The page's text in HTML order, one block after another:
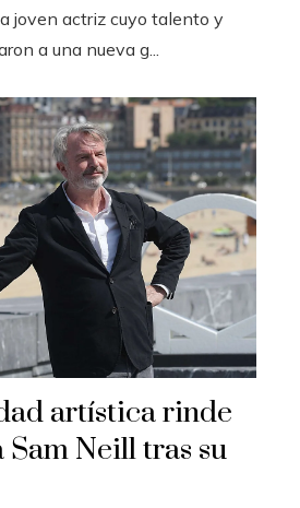
joven actriz cuyo talento y
a una nueva g...
artística rinde
Sam Neill tras su